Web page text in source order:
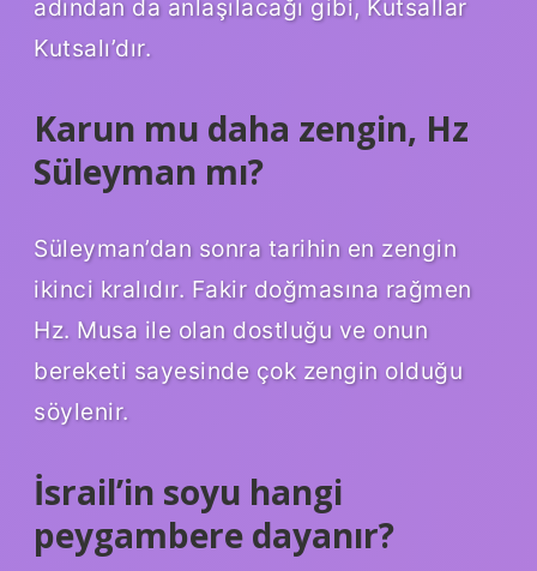
adından da anlaşılacağı gibi, Kutsallar
Kutsalı’dır.
Karun mu daha zengin, Hz
Süleyman mı?
Süleyman’dan sonra tarihin en zengin
ikinci kralıdır. Fakir doğmasına rağmen
Hz. Musa ile olan dostluğu ve onun
bereketi sayesinde çok zengin olduğu
söylenir.
İsrail’in soyu hangi
peygambere dayanır?